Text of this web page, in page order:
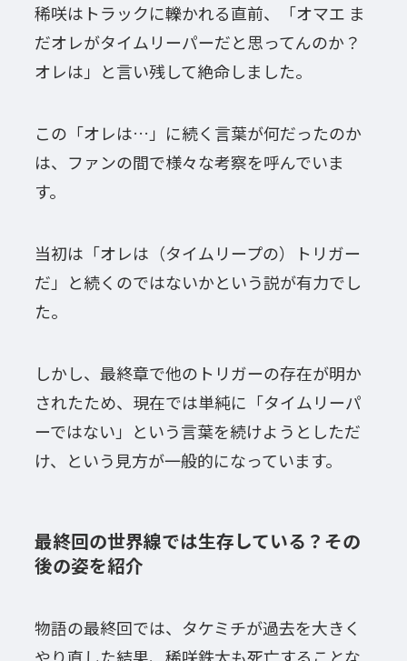
稀咲はトラックに轢かれる直前、「オマエ ま
だオレがタイムリーパーだと思ってんのか？
オレは」と言い残して絶命しました。
この「オレは…」に続く言葉が何だったのか
は、ファンの間で様々な考察を呼んでいま
す。
当初は「オレは（タイムリープの）トリガー
だ」と続くのではないかという説が有力でし
た。
しかし、最終章で他のトリガーの存在が明か
されたため、現在では単純に「タイムリーパ
ーではない」という言葉を続けようとしただ
け、という見方が一般的になっています。
最終回の世界線では生存している？その
後の姿を紹介
物語の最終回では、タケミチが過去を大きく